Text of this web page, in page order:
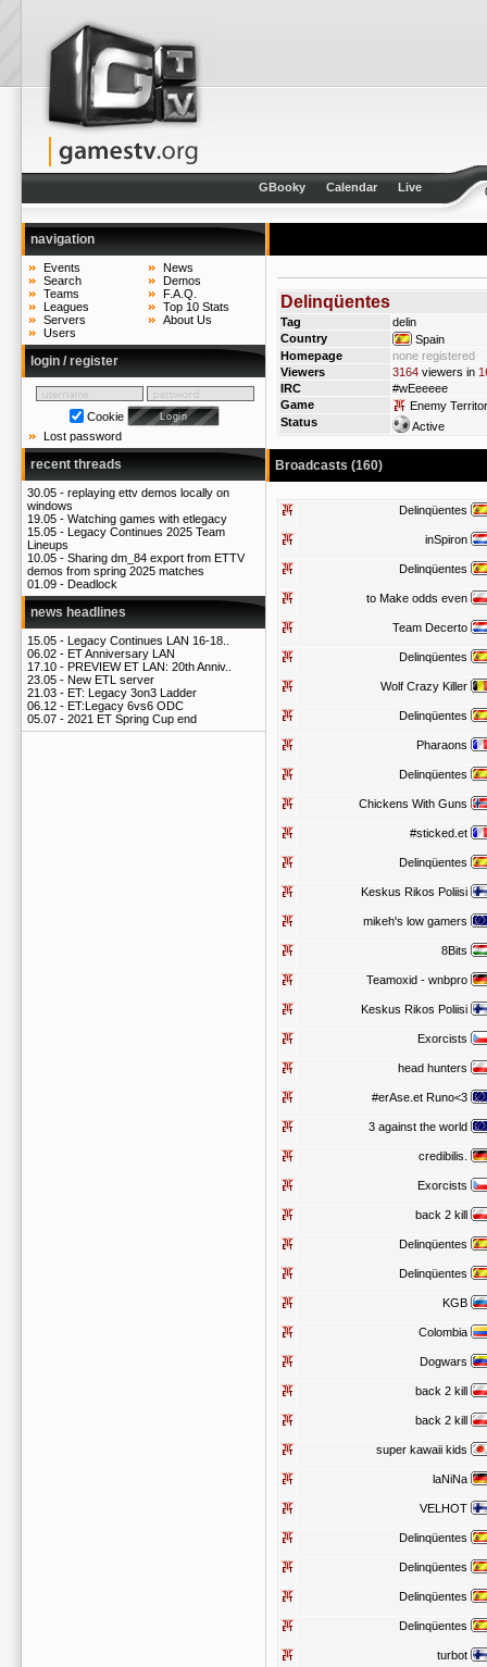
GBooky Calendar Live
navigation
Events
Search
Teams
Leagues
Servers
Users
News
Demos
F.A.Q.
Top 10 Stats
About Us
login / register
Cookie
Lost password
recent threads
30.05 - replaying ettv demos locally on
windows
19.05 - Watching games with etlegacy
15.05 - Legacy Continues 2025 Team
Lineups
10.05 - Sharing dm_84 export from ETTV
demos from spring 2025 matches
01.09 - Deadlock
news headlines
15.05 - Legacy Continues LAN 16-18..
06.02 - ET Anniversary LAN
17.10 - PREVIEW ET LAN: 20th Anniv..
23.05 - New ETL server
21.03 - ET: Legacy 3on3 Ladder
06.12 - ET:Legacy 6vs6 ODC
05.07 - 2021 ET Spring Cup end
Delinqüentes
Tag
delin
Country
Spain
Homepage
none registered
Viewers
3164 viewers in
IRC
#wEeeeee
Game
Enemy
Status
Active
Broadcasts (160)
Delinqüentes
inSpiron
Delinqüentes
to Make odds even
Team Decerto
Delinqüentes
Wolf Crazy Killer
Delinqüentes
Pharaons
Delinqüentes
Chickens With Guns
#sticked.et
Delinqüentes
Keskus Rikos Poliisi
mikeh's low gamers
8Bits
Teamoxid - wnbpro
Keskus Rikos Poliisi
Exorcists
head hunters
#erAse.et Runo<3
3 against the world
credibilis.
Exorcists
back 2 kill
Delinqüentes
Delinqüentes
KGB
Colombia
Dogwars
back 2 kill
back 2 kill
super kawaii kids
laNiNa
VELHOT
Delinqüentes
Delinqüentes
Delinqüentes
Delinqüentes
turbot